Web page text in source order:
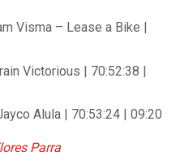
Visma – Lease a Bike |
Victorious | 70:52:38 |
Alula | 70:53:24 | 09:20
Parra